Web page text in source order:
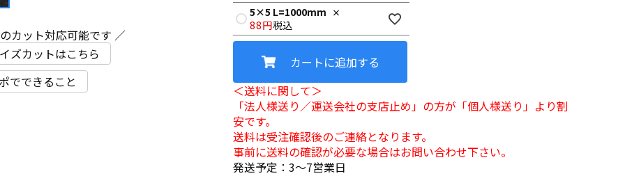
カット対応可能です ／
ズカットはこちら
でできること
5×5 L=1000mm
×
88 税込
カートに追加する
＜送料に関して＞
「法人様送り／運送会社の支店止め」の方が「個人様送り」より割
安です。
送料は受注確認後のご連絡となります。
事前に送料の確認が必要な場合はお問い合わせ下さい。
発送予定：3〜7営業日